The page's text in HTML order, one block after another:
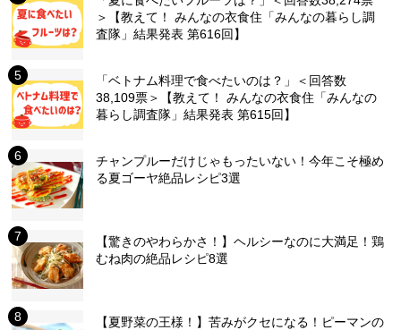
＞【教えて！ みんなの衣食住「みんなの暮らし調
査隊」結果発表 第616回】
「ベトナム料理で食べたいのは？」＜回答数
38,109票＞【教えて！ みんなの衣食住「みんなの
暮らし調査隊」結果発表 第615回】
チャンプルーだけじゃもったいない！今年こそ極め
る夏ゴーヤ絶品レシピ3選
【驚きのやわらかさ！】ヘルシーなのに大満足！鶏
むね肉の絶品レシピ8選
【夏野菜の王様！】苦みがクセになる！ピーマンの